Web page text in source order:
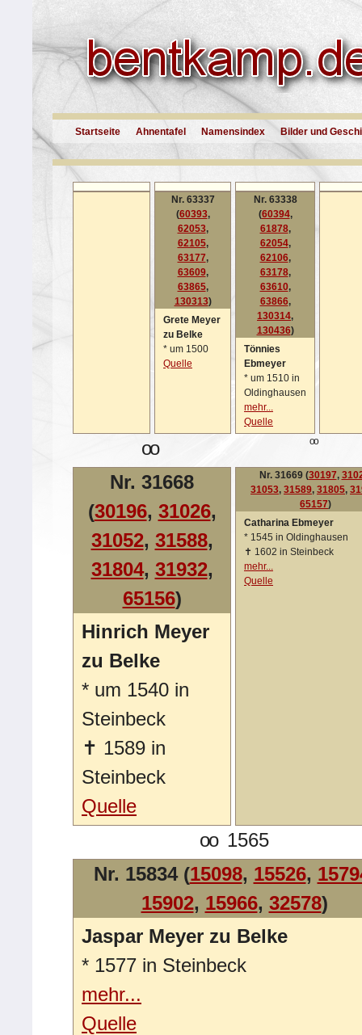
Startseite Ahnentafel Namensindex Bilder und
Nr. 63337
(60393,
62053,
62105,
63177,
63609,
63865,
130313)
Grete Meyer
zu Belke
* um 1500
Quelle
Nr. 63338
(60394,
61878,
62054,
62106,
63178,
63610,
63866,
130314,
130436)
Tönnies
Ebmeyer
* um 1510 in
Oldinghausen
mehr...
Quelle
oo oo
Nr. 31668
(30196, 31026,
31052, 31588,
31804, 31932,
65156)
Hinrich Meyer
zu Belke
* um 1540 in
Steinbeck
✝ 1589 in
Steinbeck
Quelle
Nr. 31669 (30197,
31053, 31589, 31805,
65157)
Catharina Ebmeyer
* 1545 in Oldinghausen
✝ 1602 in Steinbeck
mehr...
Quelle
oo 1565
Nr. 15834 (15098, 15526,
15902, 15966, 32578)
Jaspar Meyer zu Belke
* 1577 in Steinbeck
mehr...
Quelle